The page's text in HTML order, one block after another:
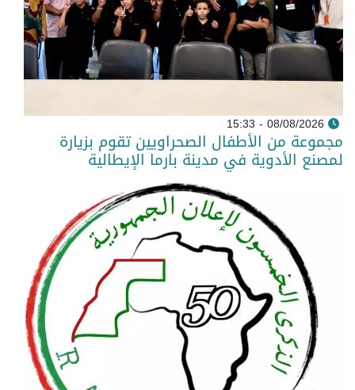
08/08/2026 - 15:33
مجموعة من الأطفال الصحراويين تقوم بزيارة
لمصنع الأدوية في مدينة بارما الإيطالية